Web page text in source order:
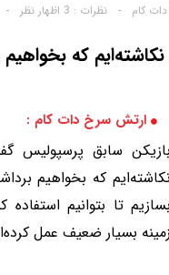
کام - نظرات : 3 اظهار نظر -
که
ارتش سرخ دات کام :
بازیکن سابق پرسپولیس
نکاشته‌ایم که بخواهیم
بسازیم تا بتوانیم
زمینه بسیار ضعیف عمل